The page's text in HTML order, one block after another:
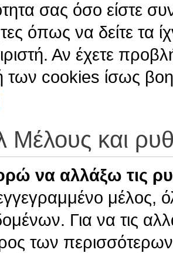
σας όσο είστε
όπως να δείτε τα
Αν έχετε
των cookies ίσως
Μέλους και
να αλλάξω τις
μέλος,
Για να τις
των περισσότερων